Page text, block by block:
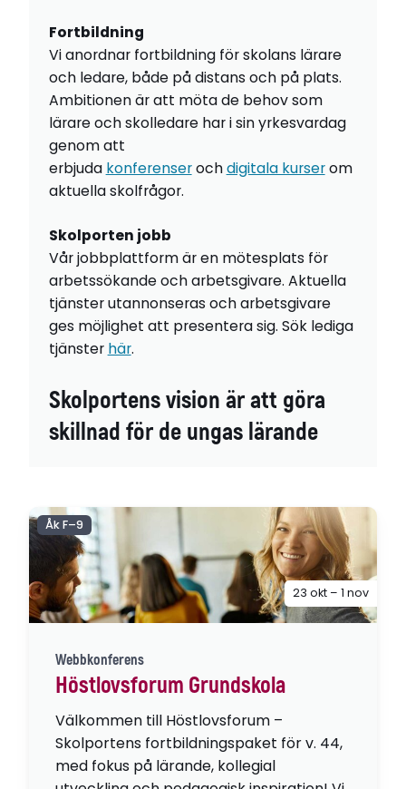
Fortbildning
Vi anordnar fortbildning för skolans lärare
och ledare, både på distans och på plats.
Ambitionen är att möta de behov som
lärare och skolledare har i sin yrkesvardag
genom att
erbjuda konferenserochdigitala kurserom
aktuella skolfrågor.
Skolporten jobb
Vår jobbplattform är en mötesplats för
arbetssökande och arbetsgivare. Aktuella
tjänster utannonseras och arbetsgivare
ges möjlighet att presentera sig. Sök lediga
tjänster här.
Skolportens vision är att göra
skillnad för de ungas lärande
Webbkonferens
Höstlovsforum Grundskola
Välkommen till Höstlovsforum –
Skolportens fortbildningspaket för v. 44,
med fokus på lärande, kollegial
Åk F–9
23 okt – 1 nov